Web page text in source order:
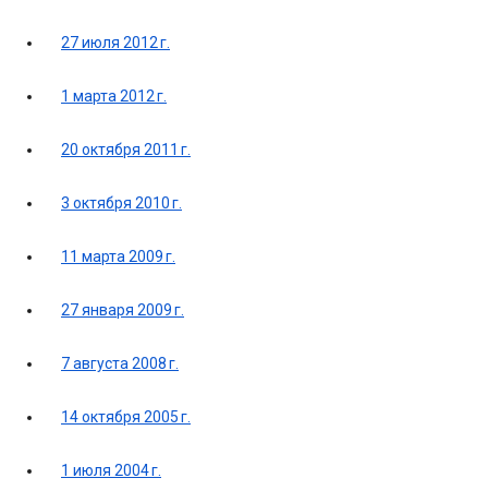
27 июля 2012 г.
1 марта 2012 г.
20 октября 2011 г.
3 октября 2010 г.
11 марта 2009 г.
27 января 2009 г.
7 августа 2008 г.
14 октября 2005 г.
1 июля 2004 г.